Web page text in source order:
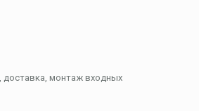
доставка, монтаж входных